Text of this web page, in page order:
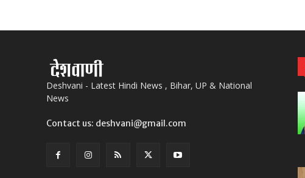
Deshvani - Latest Hindi News , Bihar, UP & National
News
Contact us: deshvani@gmail.com